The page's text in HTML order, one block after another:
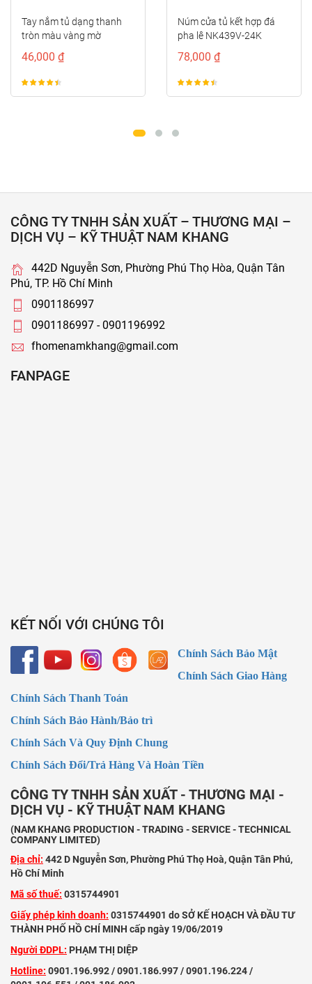
Tay nắm tủ dạng thanh
tròn màu vàng mờ
46,000 ₫
Núm cửa tủ kết hợp đá
pha lê NK439V-24K
78,000 ₫
CÔNG TY TNHH SẢN XUẤT – THƯƠNG MẠI –
DỊCH VỤ – KỸ THUẬT NAM KHANG
442D Nguyễn Sơn, Phường Phú Thọ Hòa, Quận Tân
Phú, TP. Hồ Chí Minh
0901186997
0901186997 - 0901196992
fhomenamkhang@gmail.com
FANPAGE
KẾT NỐI VỚI CHÚNG TÔI
Chính Sách Bảo Mật
Chính Sách Giao Hàng
Chính Sách Thanh Toán
Chính Sách Bảo Hành/Bảo trì
Chính Sách Và Quy Định Chung
Chính Sách Đổi/Trả Hàng Và Hoàn Tiền
CÔNG TY TNHH SẢN XUẤT - THƯƠNG MẠI -
DỊCH VỤ - KỸ THUẬT NAM KHANG
(NAM KHANG PRODUCTION - TRADING - SERVICE - TECHNICAL
COMPANY LIMITED)
Địa chỉ: 442 D Nguyễn Sơn, Phường Phú Thọ Hoà, Quận Tân Phú,
Hồ Chí Minh
Mã số thuế: 0315744901
Giấy phép kinh doanh: 0315744901 do SỞ KẾ HOẠCH VÀ ĐẦU TƯ
THÀNH PHỐ HỒ CHÍ MINH cấp ngày 19/06/2019
Người ĐDPL: PHẠM THỊ DIỆP
Hotline: 0901.196.992 / 0901.186.997 / 0901.196.224 /